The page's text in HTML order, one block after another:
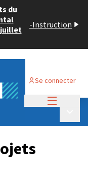
du
juillet
-Instruction
Se connecter